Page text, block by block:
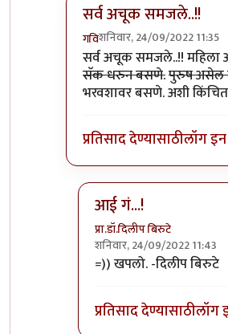
सर्व अचूक समजले..!!
गविशनिवार, 24/09/2022 11:35
In reply toहेतू तोच... स्पष्ट
सर्व अचूक समजले..!! महिला
सॅक धरुन बसणे.पुरुष असेल
भरवशावर बसणे. अशी
प्रतिसाद देण्यासाठीलॉग
आई गं...!
प्रा.डॉ.दिलीप बिरुटे
शनिवार, 24/09/2022 11:43
In reply toसर्व अचूक
=)) खपलो. -दिलीप बिरुटे
प्रतिसाद देण्यासाठीलॉग